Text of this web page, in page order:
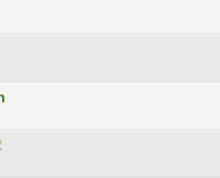
5 gwiazdek
5 gwiazdek
5 gwiazdek
5 gwiazdek